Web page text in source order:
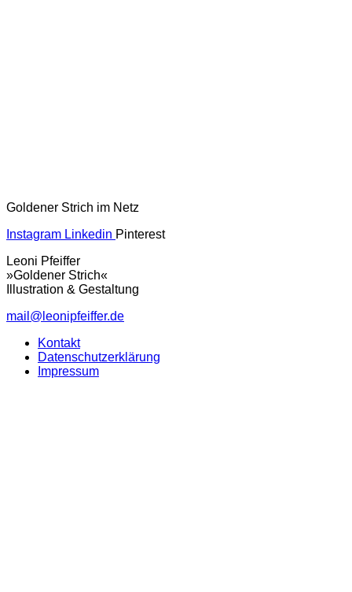
Goldener Strich im Netz
Instagram Linkedin Pinterest
Leoni Pfeiffer
»Goldener Strich«
Illustration & Gestaltung
mail@leonipfeiffer.de
Kontakt
Datenschutzerklärung
Impressum